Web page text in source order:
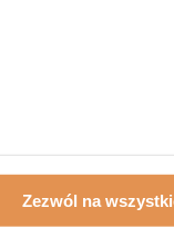
Zezwól na
Messages Addon
Messages Addon